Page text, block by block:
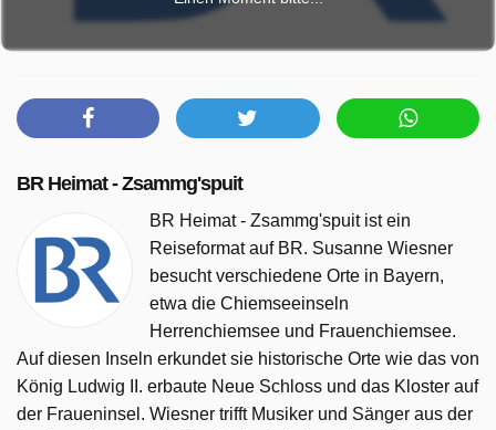
BR Heimat - Zsammg'spuit
BR Heimat - Zsammg'spuit ist ein
Reiseformat auf BR. Susanne Wiesner
besucht verschiedene Orte in Bayern,
etwa die Chiemseeinseln
Herrenchiemsee und Frauenchiemsee.
Auf diesen Inseln erkundet sie historische Orte wie das von
König Ludwig II. erbaute Neue Schloss und das Kloster auf
der Fraueninsel. Wiesner trifft Musiker und Sänger aus der